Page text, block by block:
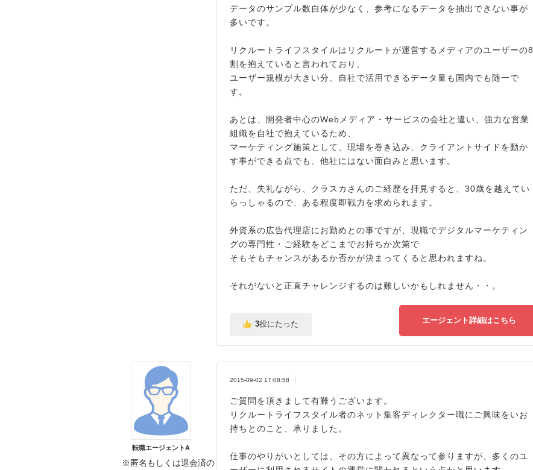
データのサンプル数自体が少なく、参考になるデータを抽出できない事が
多いです。
リクルートライフスタイルはリクルートが運営するメディアのユーザーの8
割を抱えていると言われており、
ユーザー規模が大きい分、自社で活用できるデータ量も国内でも随一で
す。
あとは、開発者中心のWebメディア・サービスの会社と違い、強力な営業
組織を自社で抱えているため、
マーケティング施策として、現場を巻き込み、クライアントサイドを動か
す事ができる点でも、他社にはない面白みと思います。
ただ、失礼ながら、クラスカさんのご経歴を拝見すると、30歳を越えてい
らっしゃるので、ある程度即戦力を求められます。
外資系の広告代理店にお勤めとの事ですが、現職でデジタルマーケティン
グの専門性・ご経験をどこまでお持ちか次第で
そもそもチャンスがあるか否かが決まってくると思われますね。
それがないと正直チャレンジするのは難しいかもしれません・・。
3役にたった エージェント詳細はこちら
2015-09-02 17:08:58
ご質問を頂きまして有難うございます。
リクルートライフスタイル者のネット集客ディレクター職にご興味をいお
持ちとのこと、承りました。
仕事のやりがいとしては、その方によって異なって参りますが、多くのユ
転職エージェントA
※匿名もしくは退会済の